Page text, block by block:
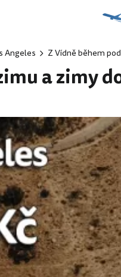
Angeles Z Vídně během
a zimy